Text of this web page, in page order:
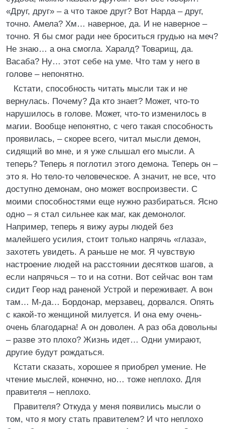
«Друг, друг» – а что такое друг? Вот Нарда – друг,
точно. Амела? Хм… наверное, да. И не наверное –
точно. Я бы смог ради нее броситься грудью на меч?
Не знаю… а она смогла. Харалд? Товарищ, да.
Васаба? Ну… этот себе на уме. Что там у него в
голове – непонятно.
Кстати, способность читать мысли так и не
вернулась. Почему? Да кто знает? Может, что-то
нарушилось в голове. Может, что-то изменилось в
магии. Вообще непонятно, с чего такая способность
проявилась, – скорее всего, читал мысли демон,
сидящий во мне, и я уже слышал его мысли. А
теперь? Теперь я поглотил этого демона. Теперь он –
это я. Но тело-то человеческое. А значит, не все, что
доступно демонам, оно может воспроизвести. С
моими способностями еще нужно разбираться. Ясно
одно – я стал сильнее как маг, как демонолог.
Например, теперь я вижу ауры людей без
малейшего усилия, стоит только напрячь «глаза»,
захотеть увидеть. А раньше не мог. Я чувствую
настроение людей на расстоянии десятков шагов, а
если напрячься – то и на сотни. Вот сейчас вон там
сидит Геор над раненой Устрой и переживает. А вон
там… М-да… Бордонар, мерзавец, дорвался. Опять
с какой-то женщиной милуется. И она ему очень-
очень благодарна! А он доволен. А раз оба довольны
– разве это плохо? Жизнь идет… Одни умирают,
другие будут рождаться.
Кстати сказать, хорошее я приобрел умение. Не
чтение мыслей, конечно, но… тоже неплохо. Для
правителя – неплохо.
Правителя? Откуда у меня появились мысли о
том, что я могу стать правителем? И что неплохо